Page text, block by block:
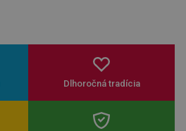
Dlhoročná tradícia